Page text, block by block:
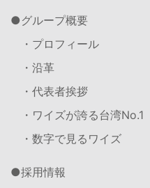
グループ概要
・プロフィール
・沿革
・代表者挨拶
・ワイズが誇る台湾No.1
・数字で見るワイズ
採用情報